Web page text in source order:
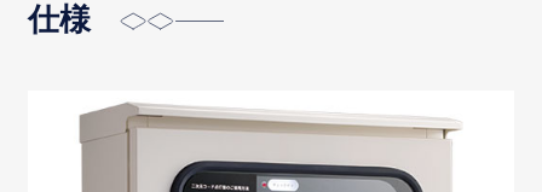
仕様